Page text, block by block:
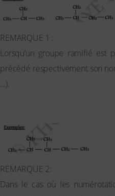
REMARQUE 1 :
Lorsqu’un groupe ramifié
précédé respectivement son
…).
REMARQUE 2:
Dans le cas où les